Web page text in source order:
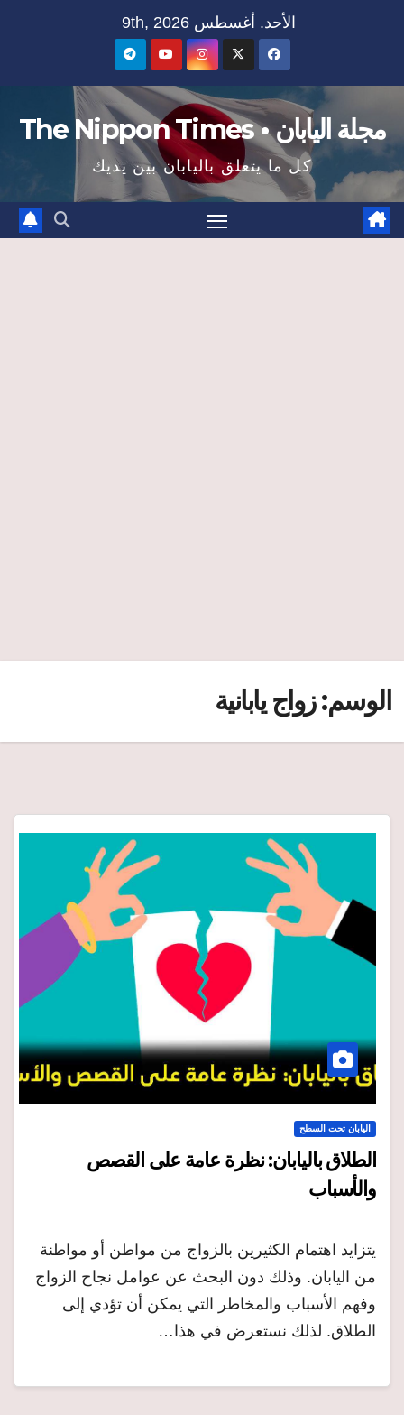
الأحد. أغسطس 9th, 2026
مجلة اليابان • The Nippon Times
كل ما يتعلق باليابان بين يديك
الوسم:زواج يابانية
اليابان تحت السطح
الطلاق باليابان: نظرة عامة على القصص
والأسباب
يتزايد اهتمام الكثيرين بالزواج من مواطن أو مواطنة
من اليابان. وذلك دون البحث عن عوامل نجاح الزواج
وفهم الأسباب والمخاطر التي يمكن أن تؤدي إلى
الطلاق. لذلك نستعرض في هذا…